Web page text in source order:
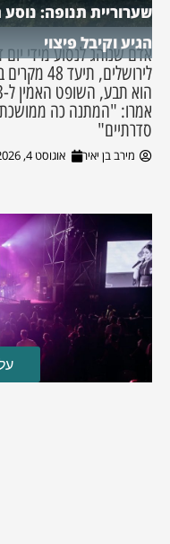
הגיע וקיבל פיצוי
אדם שנוהג לנסוע מידי
אמרו: "המתנה כה ממושכת
סדרתיים"
מירב בן יאיר אוגוסט 4, 2026